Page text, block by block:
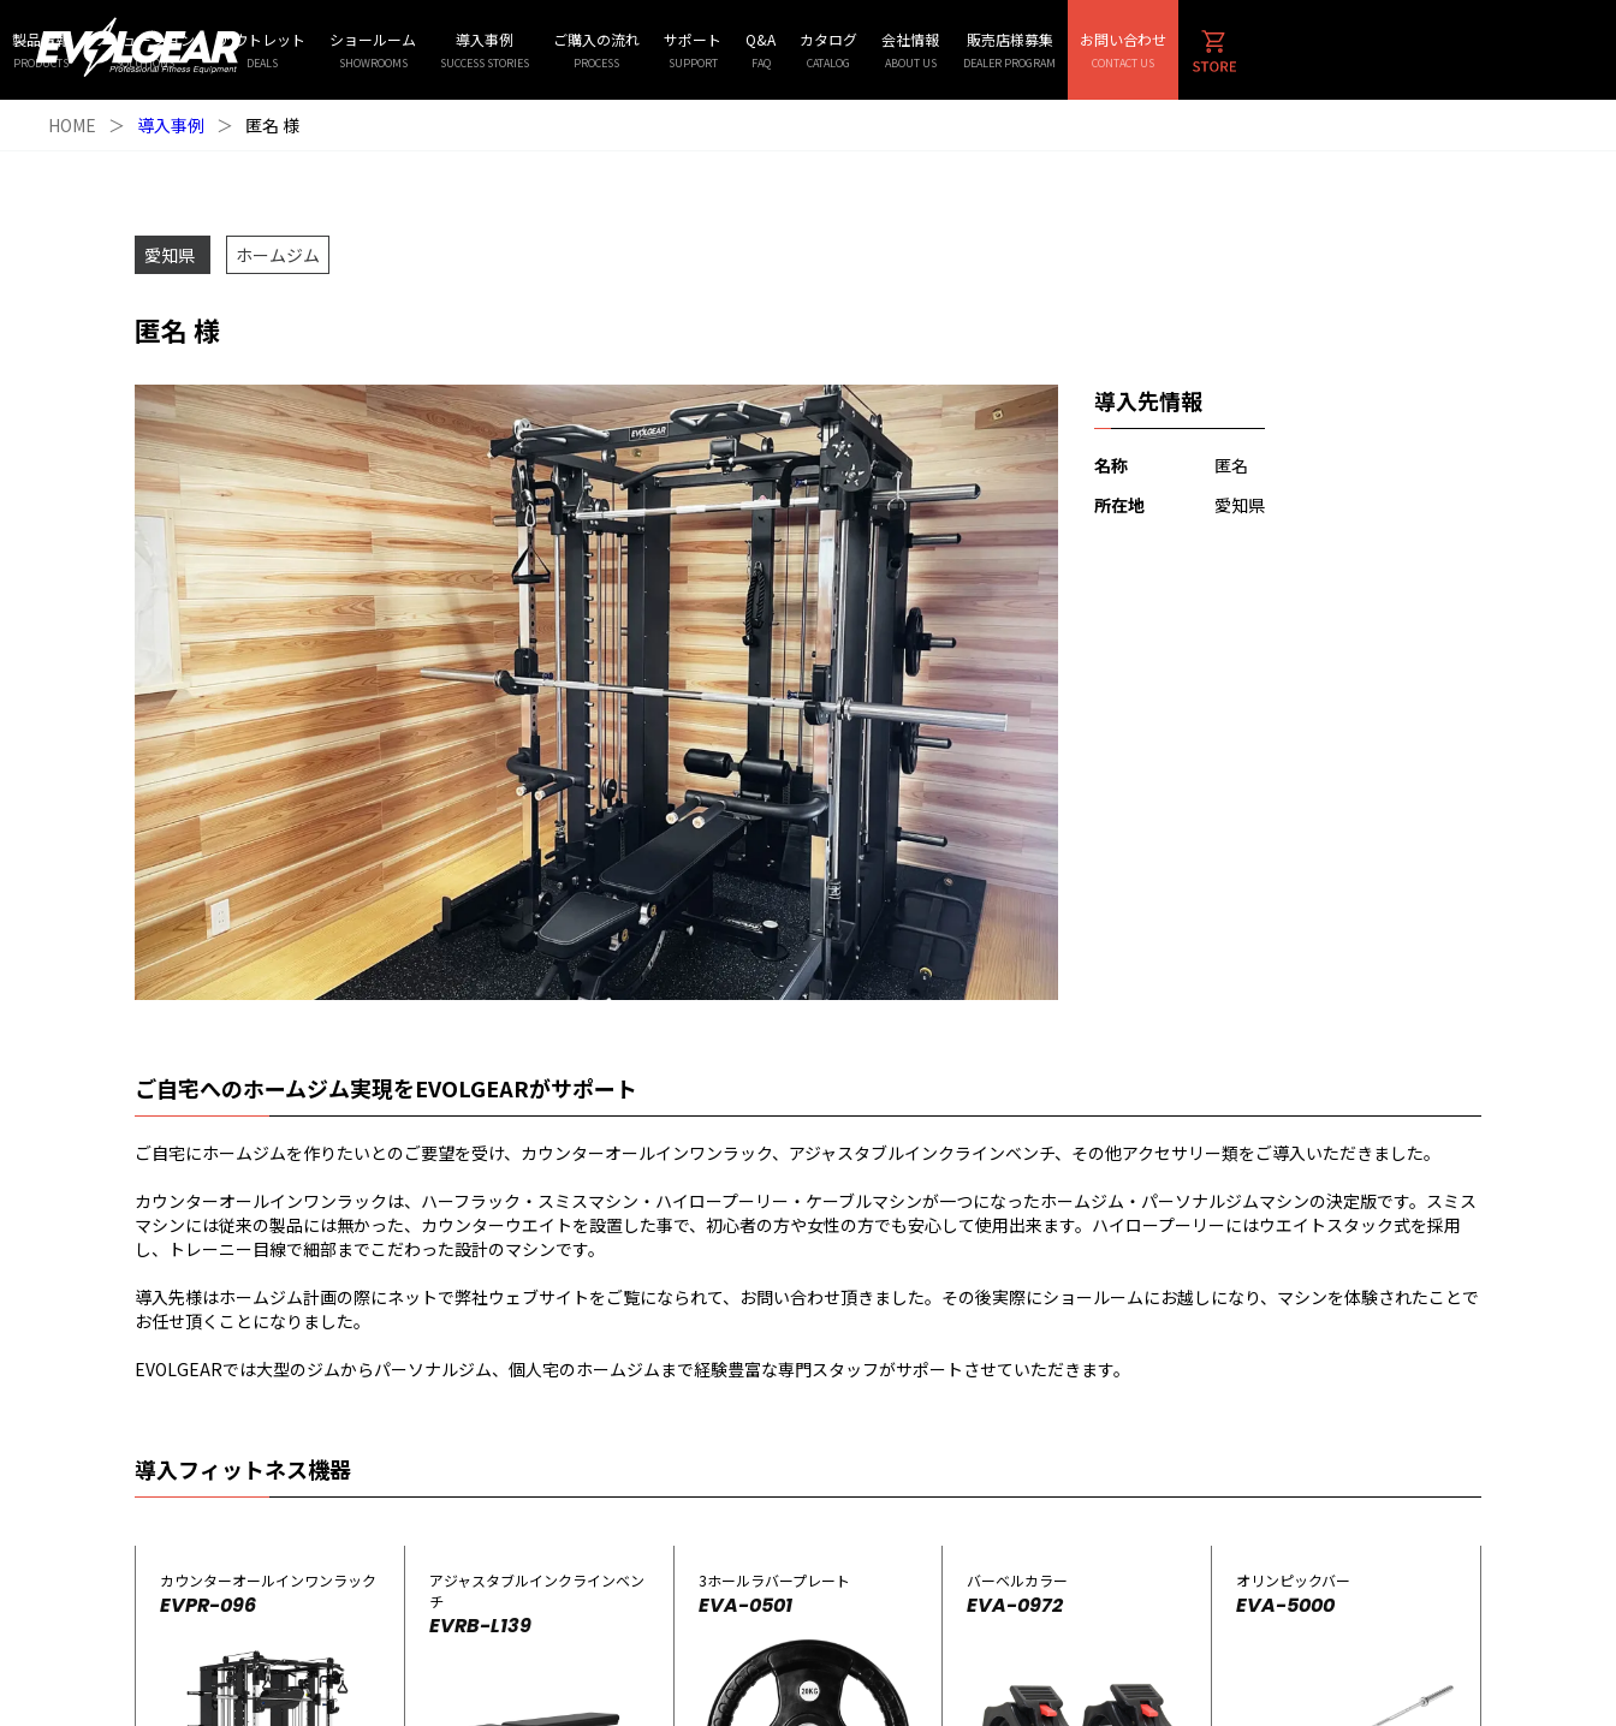
製品情報
PRODUCTS
ソリューション
SOLUTIONS
アウトレット
DEALS
ショールーム
SHOWROOMS
導入事例
SUCCESS STORIES
ご購入の流れ
PROCESS
サポート
SUPPORT
Q&A
FAQ
カタログ
CATALOG
会社情報
ABOUT US
販売店様募集
DEALER PROGRAM
お問い合わせ
CONTACT US
HOME ＞ 導入事例 ＞ 匿名 様
愛知県 ホームジム
匿名 様
導入先情報
名称
匿名
所在地
愛知県
ご自宅へのホームジム実現をEVOLGEARがサポート
ご自宅にホームジムを作りたいとのご要望を受け、カウンターオールインワンラック、アジャスタブルインクラインベンチ、その他アクセサリー類をご導入いただきました。
カウンターオールインワンラックは、ハーフラック・スミスマシン・ハイロープーリー・ケーブルマシンが一つになったホームジム・パーソナルジムマシンの決定版です。スミス
マシンには従来の製品には無かった、カウンターウエイトを設置した事で、初心者の方や女性の方でも安心して使用出来ます。ハイロープーリーにはウエイトスタック式を採用
し、トレーニー目線で細部までこだわった設計のマシンです。
導入先様はホームジム計画の際にネットで弊社ウェブサイトをご覧になられて、お問い合わせ頂きました。その後実際にショールームにお越しになり、マシンを体験されたことで
お任せ頂くことになりました。
EVOLGEARでは大型のジムからパーソナルジム、個人宅のホームジムまで経験豊富な専門スタッフがサポートさせていただきます。
導入フィットネス機器
カウンターオールインワンラック
EVPR-096
アジャスタブルインクラインベン
チ
EVRB-L139
3ホールラバープレート
EVA-0501
バーベルカラー
EVA-0972
オリンピックバー
EVA-5000